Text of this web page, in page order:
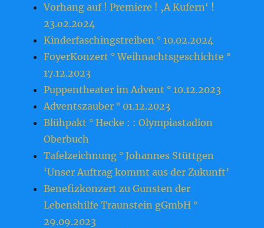
Vorhang auf ! Premiere ! ‚A Kufern‘ !
23.o2.2o24
Kinderfaschingstreiben ° 10.02.2024
FoyerKonzert ° Weihnachtsgeschichte °
17.12.2023
Puppentheater im Advent ° 10.12.2023
Adventszauber ° 01.12.2023
Blühpakt ° Hecke : : Olympiastadion
Oberbuch
Tafelzeichnung ° Johannes Stüttgen
‘Unser Auftrag kommt aus der Zukunft’
Benefizkonzert zu Gunsten der
Lebenshilfe Traunstein gGmbH °
29.09.2023